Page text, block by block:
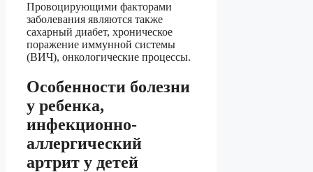
Провоцирующими факторами
заболевания являются также
сахарный диабет, хроническое
поражение иммунной системы
(ВИЧ), онкологические процессы.
Особенности болезни
у ребенка,
инфекционно-
аллергический
артрит у детей